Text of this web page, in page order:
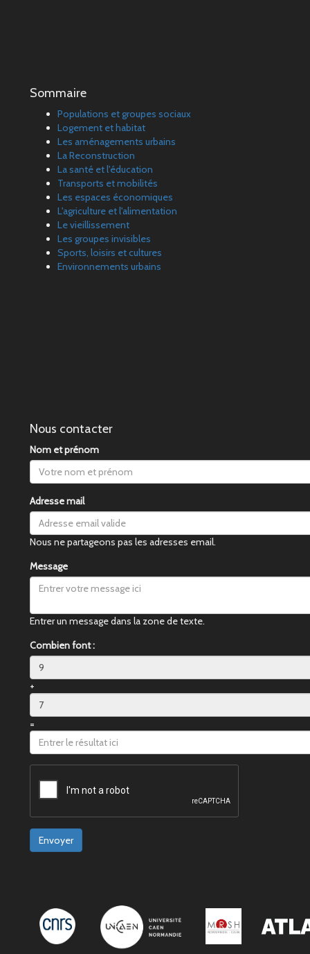
Sommaire
Populations et groupes sociaux
Logement et habitat
Les aménagements urbains
La Reconstruction
La santé et l'éducation
Transports et mobilités
Les espaces économiques
L'agriculture et l'alimentation
Le vieillissement
Les groupes invisibles
Sports, loisirs et cultures
Environnements urbains
Nous contacter
Nom et prénom
Adresse mail
Nous ne partageons pas les adresses email.
Message
Entrer un message dans la zone de texte.
Combien font :
+
=
Envoyer